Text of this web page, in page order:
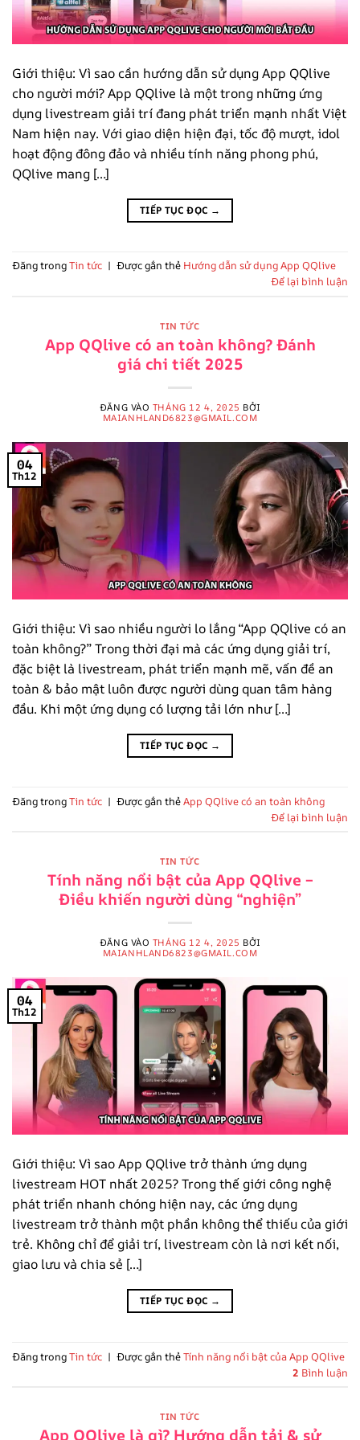
Giới thiệu: Vì sao cần hướng dẫn sử dụng App QQlive
cho người mới? App QQlive là một trong những ứng
dụng livestream giải trí đang phát triển mạnh nhất Việt
Nam hiện nay. Với giao diện hiện đại, tốc độ mượt, idol
hoạt động đông đảo và nhiều tính năng phong phú,
QQlive mang […]
TIẾP TỤC ĐỌC →
Đăng trongTin tức | Được gắn thẻ Hướng dẫn sử dụng App QQlive
Để lại bình luận
TIN TỨC
App QQlive có an toàn không? Đánh
giá chi tiết 2025
ĐĂNG VÀO THÁNG 12 4, 2025 BỞI
MAIANHLAND6823@GMAIL.COM
04
Th12
Giới thiệu: Vì sao nhiều người lo lắng “App QQlive có an
toàn không?” Trong thời đại mà các ứng dụng giải trí,
đặc biệt là livestream, phát triển mạnh mẽ, vấn đề an
toàn & bảo mật luôn được người dùng quan tâm hàng
đầu. Khi một ứng dụng có lượng tải lớn như […]
TIẾP TỤC ĐỌC →
Đăng trongTin tức | Được gắn thẻApp QQlive có an toàn không
Để lại bình luận
TIN TỨC
Tính năng nổi bật của App QQlive –
Điều khiến người dùng “nghiện”
ĐĂNG VÀO THÁNG 12 4, 2025 BỞI
MAIANHLAND6823@GMAIL.COM
04
Th12
Giới thiệu: Vì sao App QQlive trở thành ứng dụng
livestream HOT nhất 2025? Trong thế giới công nghệ
phát triển nhanh chóng hiện nay, các ứng dụng
livestream trở thành một phần không thể thiếu của giới
trẻ. Không chỉ để giải trí, livestream còn là nơi kết nối,
giao lưu và chia sẻ […]
TIẾP TỤC ĐỌC →
Đăng trongTin tức | Được gắn thẻTính năng nổi bật của App QQlive
2 Bình luận
TIN TỨC
App QQlive là gì? Hướng dẫn tải & sử